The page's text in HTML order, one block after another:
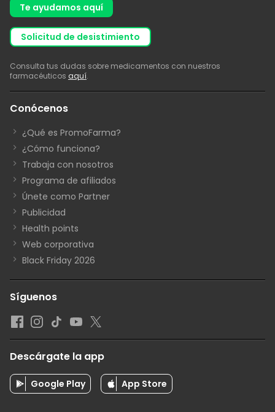
Te ayudamos aquí
solicitud de desistimiento
Consulta tus dudas sobre medicamentos con nuestros
farmacéuticos aquí.
Conócenos
¿Qué es PromoFarma?
¿Cómo funciona?
Trabaja con nosotros
Programa de afiliados
Únete como Partner
Publicidad
Health points
Web corporativa
Black Friday 2026
Síguenos
Descárgate la app
Google Play App Store